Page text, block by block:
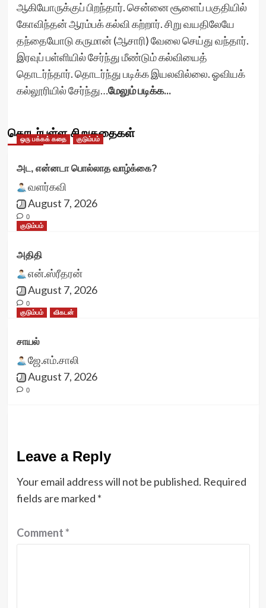
ஆகியோருக்குப் பிறந்தார். சென்னை சூளைப் பகுதியில்
கோவிந்தன் ஆரம்பக் கல்வி கற்றார். சிறு வயதிலேயே
தந்தையோடு கருமான் (ஆசாரி) வேலை செய்து வந்தார்.
இரவுப் பள்ளியில் சேர்ந்து மீண்டும் கல்வியைத்
தொடர்ந்தார். தொடர்ந்து படிக்க இயலவில்லை. ஓவியக்
கல்லூரியில் சேர்ந்து…மேலும் படிக்க...
தொடர்புள்ள சிறுகதைகள்
ஒரு பக்கக் கதை குடும்பம்
அட, என்னடா பொல்லாத வாழ்க்கை?
வளர்கவி
August 7, 2026
0
குடும்பம்
அதிதி
என்.ஸ்ரீதரன்
August 7, 2026
0
குடும்பம்
விகடன்
சாயல்
ஜே.எம்.சாலி
August 7, 2026
0
Leave a Reply
Your email address will not be published. Required
fields are marked *
Comment*